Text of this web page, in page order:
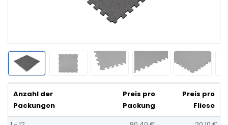
Anzahl der
Packungen
Preis pro
Packung
Preis pro
Fliese